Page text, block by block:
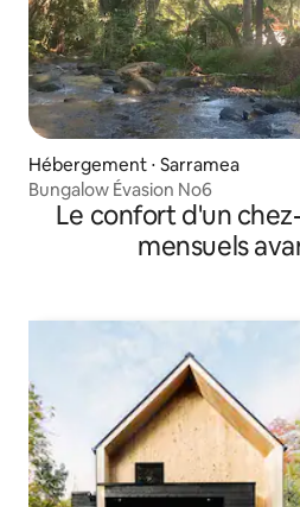
Hébergement ⋅ Sarramea
Bungalow Évasion No6
Le confort d'un
mensuels